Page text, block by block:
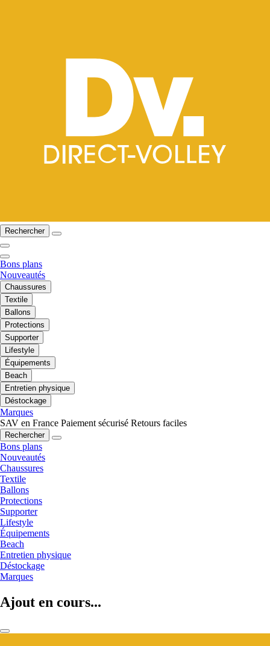
Rechercher
Bons plans
Nouveautés
Chaussures
Textile
Ballons
Protections
Supporter
Lifestyle
Équipements
Beach
Entretien physique
Déstockage
Marques
SAV en France Paiement sécurisé Retours faciles
Rechercher
Bons plans
Nouveautés
Chaussures
Textile
Ballons
Protections
Supporter
Lifestyle
Équipements
Beach
Entretien physique
Déstockage
Marques
Ajout en cours...